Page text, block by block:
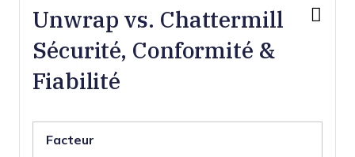
Unwrap vs. Chattermill
Sécurité, Conformité &
Fiabilité
Facteur